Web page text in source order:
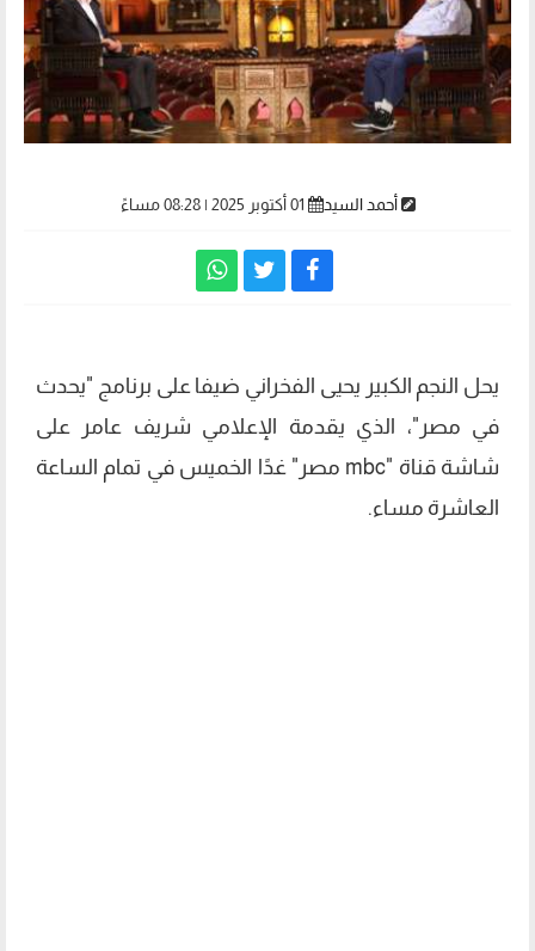
أحمد السيد
يحل النجم الكبير يحيى الفخراني ضيفا على برنامج "يحدث
في مصر"، الذي يقدمة الإعلامي شريف عامر على
شاشة قناة "mbc مصر" غدًا الخميس في تمام الساعة
العاشرة مساء.